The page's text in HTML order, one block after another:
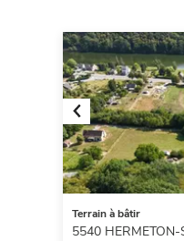
Previous
Terrain à bâtir
5540